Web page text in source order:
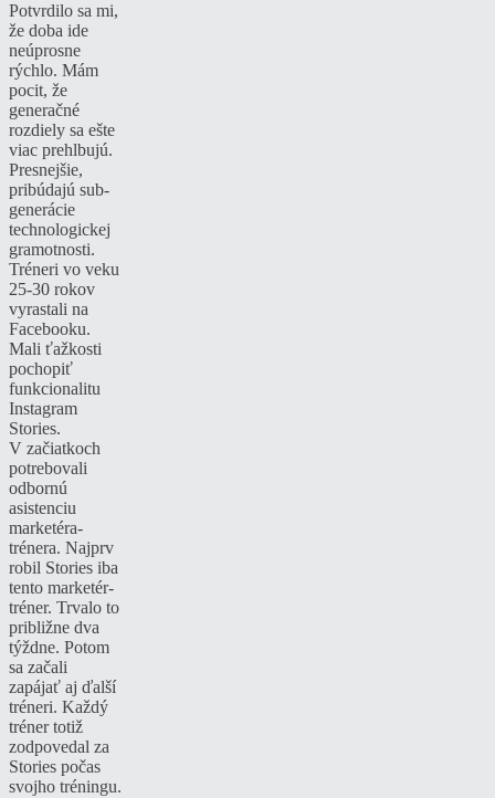
Potvrdilo sa mi,
že doba ide
neúprosne
rýchlo. Mám
pocit, že
generačné
rozdiely sa ešte
viac prehlbujú.
Presnejšie,
pribúdajú sub-
generácie
technologickej
gramotnosti.
Tréneri vo veku
25-30 rokov
vyrastali na
Facebooku.
Mali ťažkosti
pochopiť
funkcionalitu
Instagram
Stories.
V začiatkoch
potrebovali
odbornú
asistenciu
marketéra-
trénera. Najprv
robil Stories iba
tento marketér-
tréner. Trvalo to
približne dva
týždne. Potom
sa začali
zapájať aj ďalší
tréneri. Každý
tréner totiž
zodpovedal za
Stories počas
svojho tréningu.